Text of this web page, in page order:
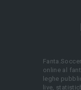
online al
leghe
live,